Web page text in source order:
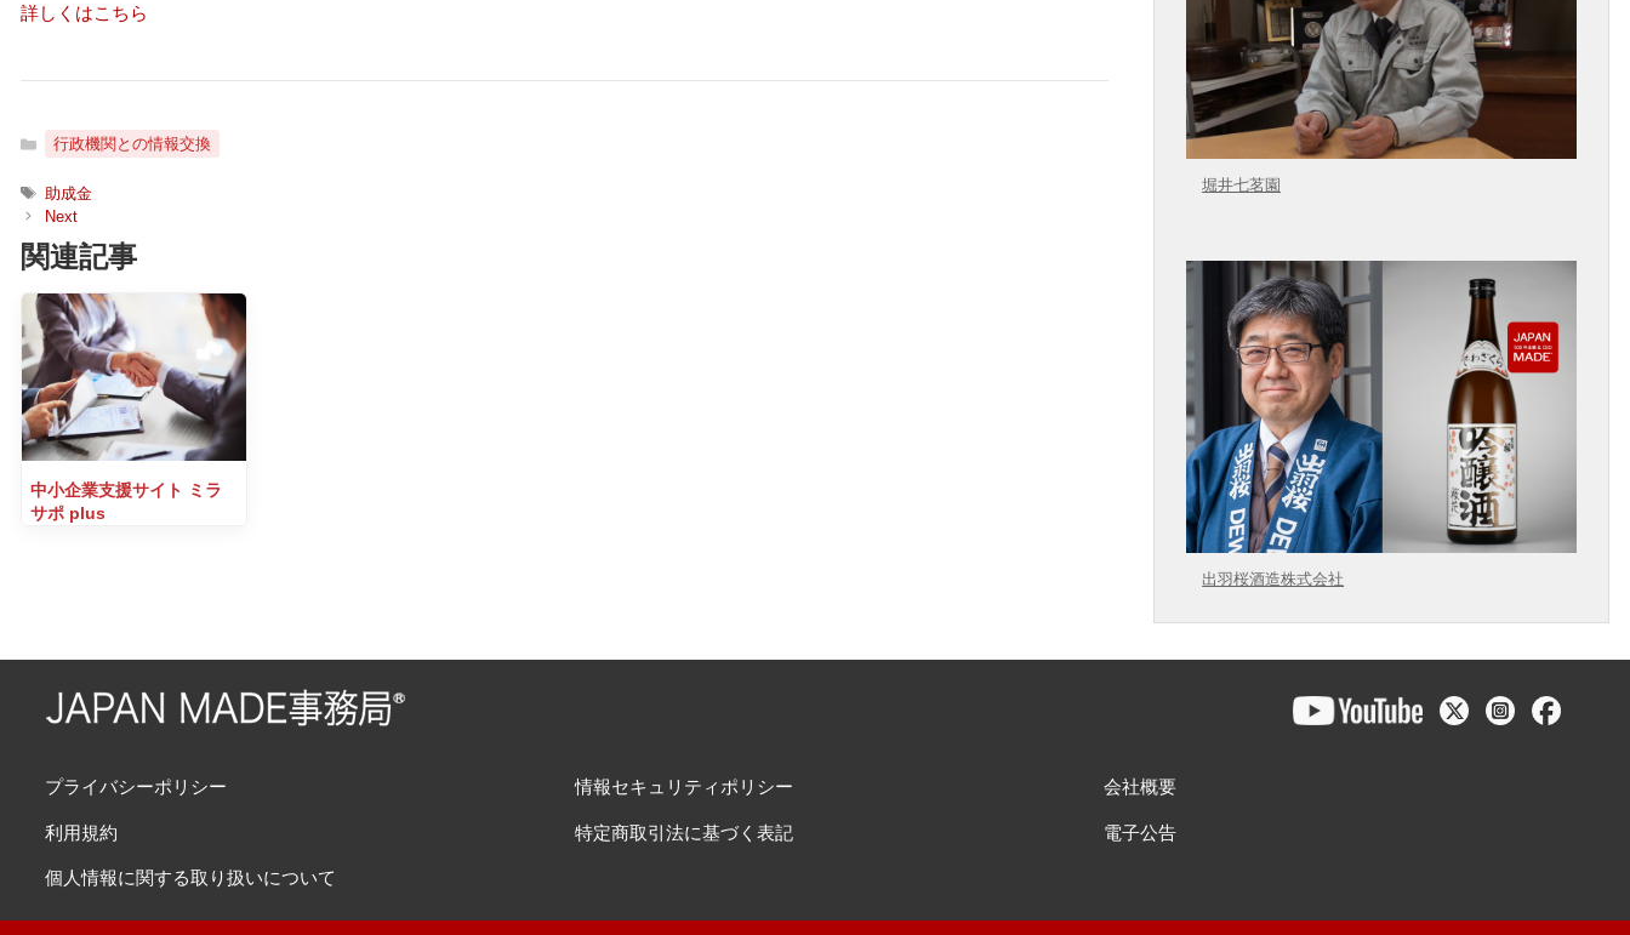
詳しくはこちら
カ
ゴ
リ
行政機関との情報交換
タ
グ
助成金
関連記事
中小企業支援サイト ミラ
サポ plus
堀井七茗園
出羽桜酒造株式会社
プライバシーポリシー
利用規約
個人情報に関する取り扱いについて
情報セキュリティポリシー
特定商取引法に基づく表記
会社概要
電子公告